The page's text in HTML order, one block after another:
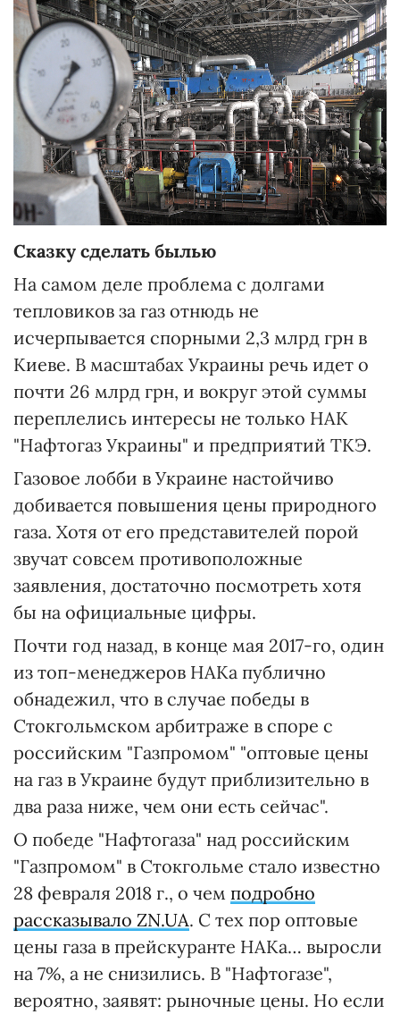
Сказку сделать былью
На самом деле проблема с долгами
тепловиков за газ отнюдь не
исчерпывается спорными 2,3 млрд грн в
Киеве. В масштабах Украины речь идет о
почти 26 млрд грн, и вокруг этой суммы
переплелись интересы не только НАК
"Нафтогаз Украины" и предприятий ТКЭ.
Газовое лобби в Украине настойчиво
добивается повышения цены природного
газа. Хотя от его представителей порой
звучат совсем противоположные
заявления, достаточно посмотреть хотя
бы на официальные цифры.
Почти год назад, в конце мая 2017-го, один
из топ-менеджеров НАКа публично
обнадежил, что в случае победы в
Стокгольмском арбитраже в споре с
российским "Газпромом" "оптовые цены
на газ в Украине будут приблизительно в
два раза ниже, чем они есть сейчас".
О победе "Нафтогаза" над российским
"Газпромом" в Стокгольме стало известно
28 февраля 2018 г., о чем подробно
рассказывало ZN.UA. С тех пор оптовые
цены газа в прейскуранте НАКа… выросли
на 7%, а не снизились. В "Нафтогазе",
вероятно, заявят: рыночные цены. Но если